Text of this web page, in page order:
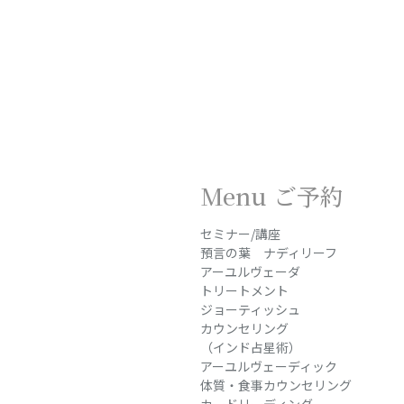
Menu ご予約
セミナー/講座
預言の葉 ナディリーフ
アーユルヴェーダ
トリートメント
ジョーティッシュ
カウンセリング
（インド占星術）
アーユルヴェーディック
体質・食事カウンセリング